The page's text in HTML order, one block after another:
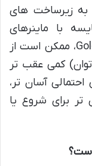
به زیرساخت های
با ماینرهای
جدیدتر و قدرتمندتر مثل Goldshell KD5، ممکن است از
کمی عقب تر
آسان تر،
تر برای شروع یا